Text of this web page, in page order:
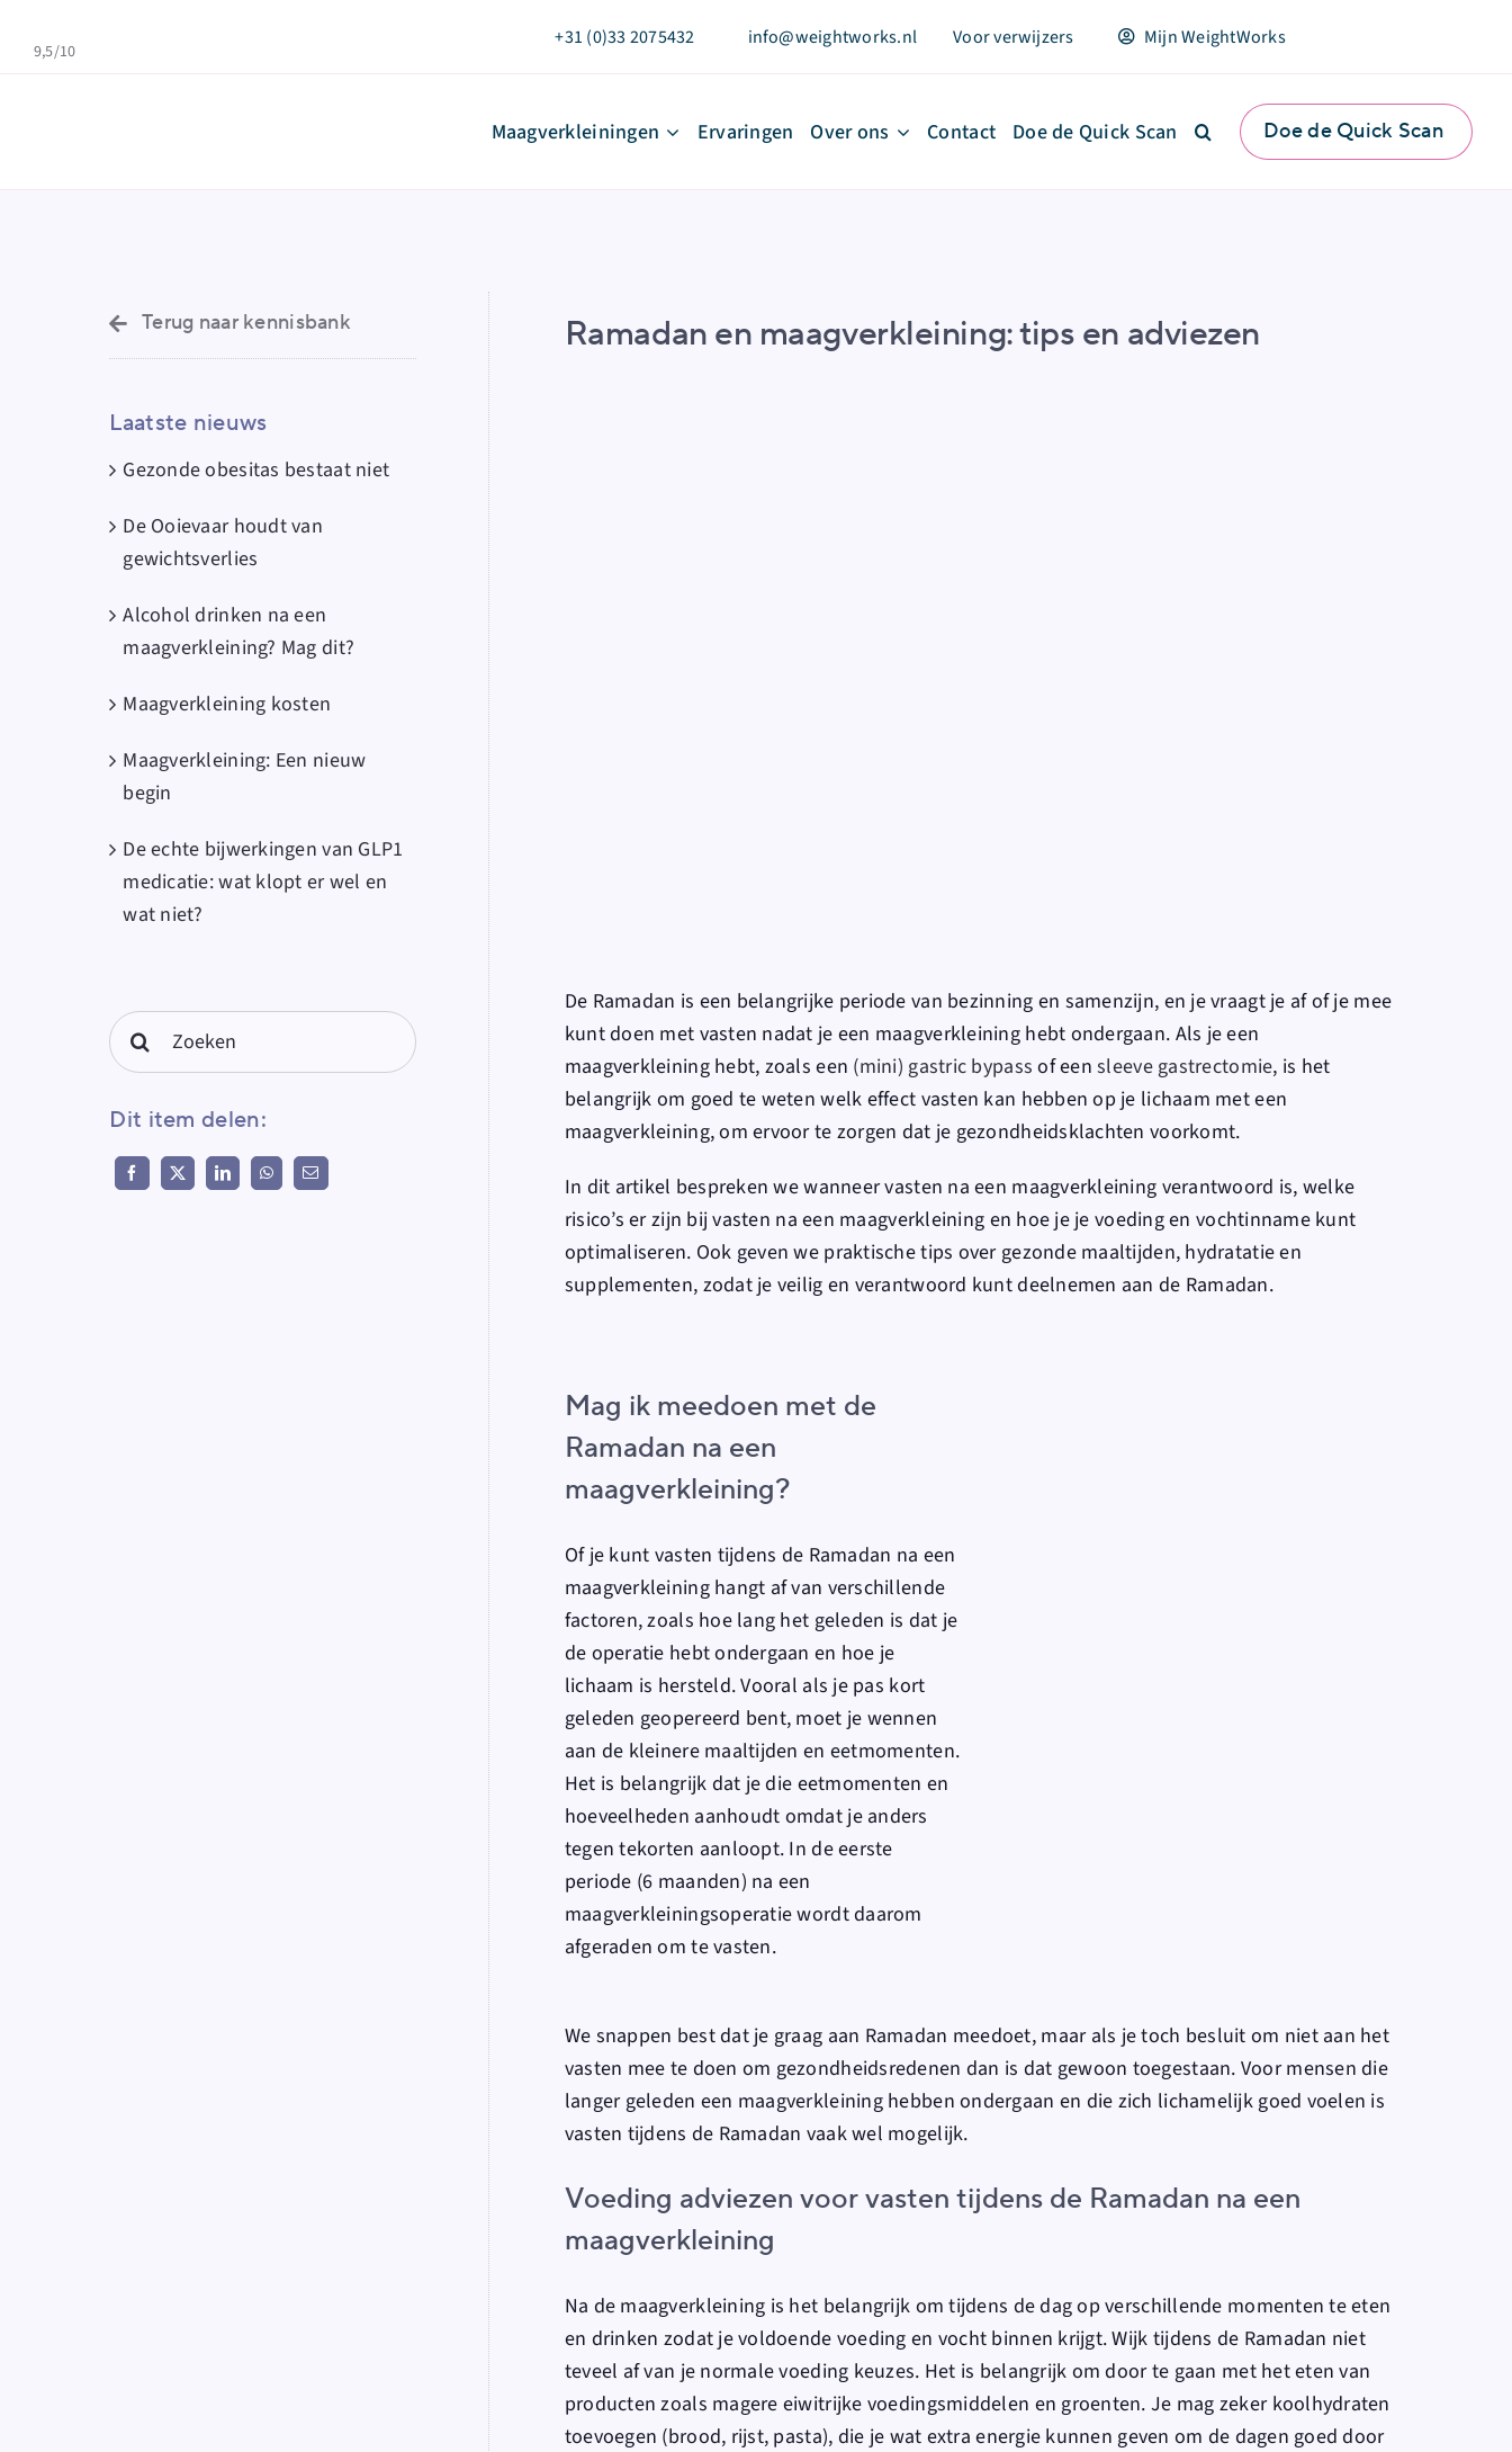
content
9,5/10
+31 (0)33 2075432 info@weightworks.nl Voor verwijzers Mijn WeightWorks
Maagverkleiningen Ervaringen Over ons Contact Doe de Quick Scan Doe de Quick Scan
Terug naar kennisbank
Laatste nieuws
Gezonde obesitas bestaat niet
De Ooievaar houdt van
gewichtsverlies
Alcohol drinken na een
maagverkleining? Mag dit?
Maagverkleining kosten
Maagverkleining: Een nieuw
begin
De echte bijwerkingen van GLP1
medicatie: wat klopt er wel en
wat niet?
Search
for:
Dit item delen:
Ramadan en maagverkleining: tips en adviezen
De Ramadan is een belangrijke periode van bezinning en samenzijn, en je vraagt je af of je mee
kunt doen met vasten nadat je een maagverkleining hebt ondergaan. Als je een
maagverkleining hebt, zoals een (mini) gastric bypass of eensleeve gastrectomie, is het
belangrijk om goed te weten welk effect vasten kan hebben op je lichaam met een
maagverkleining, om ervoor te zorgen dat je gezondheidsklachten voorkomt.
In dit artikel bespreken we wanneer vasten na een maagverkleining verantwoord is, welke
risico’s er zijn bij vasten na een maagverkleining en hoe je je voeding en vochtinname kunt
optimaliseren. Ook geven we praktische tips over gezonde maaltijden, hydratatie en
supplementen, zodat je veilig en verantwoord kunt deelnemen aan de Ramadan.
Mag ik meedoen met de
Ramadan na een
maagverkleining?
Of je kunt vasten tijdens de Ramadan na een
maagverkleining hangt af van verschillende
factoren, zoals hoe lang het geleden is dat je
de operatie hebt ondergaan en hoe je
lichaam is hersteld. Vooral als je pas kort
geleden geopereerd bent, moet je wennen
aan de kleinere maaltijden en eetmomenten.
Het is belangrijk dat je die eetmomenten en
hoeveelheden aanhoudt omdat je anders
tegen tekorten aanloopt. In de eerste
periode (6 maanden) na een
maagverkleiningsoperatie wordt daarom
afgeraden om te vasten.
We snappen best dat je graag aan Ramadan meedoet, maar als je toch besluit om niet aan het
vasten mee te doen om gezondheidsredenen dan is dat gewoon toegestaan. Voor mensen die
langer geleden een maagverkleining hebben ondergaan en die zich lichamelijk goed voelen is
vasten tijdens de Ramadan vaak wel mogelijk.
Voeding adviezen voor vasten tijdens de Ramadan na een
maagverkleining
Na de maagverkleining is het belangrijk om tijdens de dag op verschillende momenten te eten
en drinken zodat je voldoende voeding en vocht binnen krijgt. Wijk tijdens de Ramadan niet
teveel af van je normale voeding keuzes. Het is belangrijk om door te gaan met het eten van
producten zoals magere eiwitrijke voedingsmiddelen en groenten. Je mag zeker koolhydraten
toevoegen (brood, rijst, pasta), die je wat extra energie kunnen geven om de dagen goed door